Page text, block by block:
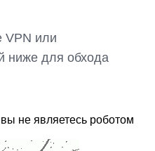
VPN или
ниже для обхода
не являетесь роботом